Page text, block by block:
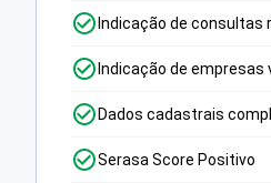
Indicação de consultas
Indicação de empresas
Dados cadastrais
Serasa Score Positivo